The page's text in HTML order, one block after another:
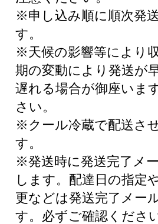
※申し込み順に順次発
す。
※天候の影響等により
期の変動により発送が
遅れる場合が御座いま
さい。
※クール冷蔵で配送さ
す。
※発送時に発送完了メ
します。配達日の指定
更などは発送完了メー
す。必ずご確認ください